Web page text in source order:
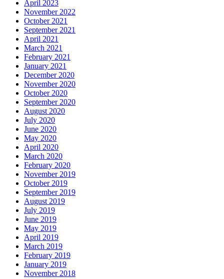
April 2023
November 2022
October 2021
September 2021
April 2021
March 2021
February 2021
January 2021
December 2020
November 2020
October 2020
September 2020
August 2020
July 2020
June 2020
May 2020
April 2020
March 2020
February 2020
November 2019
October 2019
September 2019
August 2019
July 2019
June 2019
May 2019
April 2019
March 2019
February 2019
January 2019
November 2018